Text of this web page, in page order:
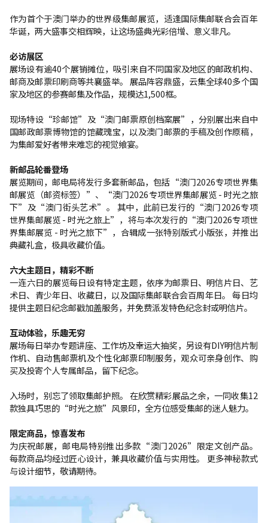
作为首个于澳门举办的世界级集邮展览，适逢国际集邮联合会百年
华诞，两大盛事交相辉映，让这场盛典光彩倍增、意义非凡。
必访展区
展场设有逾40个展销摊位，吸引来自不同国家及地区的邮政机构、
邮商及邮票印刷商等共襄盛举。 展品阵容鼎盛，云集全球40多个国
家及地区的参赛邮集及作品，规模达1,500框。
现场特设“珍邮馆”及“澳门邮票原创档案展”，分别展出来自中
国邮政邮票博物馆的馆藏瑰宝，以及澳门邮票的手稿及创作原稿，
为集邮爱好者带来难忘的视觉飨宴。
新邮品轮番登场
展览期间，邮电局将发行多套新邮品，包括“澳门2026专项世界集
邮展览（邮资标签）”、“澳门2026专项世界集邮展览 - 时光之旅
下”及“澳门街头艺术”。 其中，此前已发行的“澳门2026专项
世界集邮展览 - 时光之旅上”，将与本次发行的“澳门2026专项世
界集邮展览 - 时光之旅下”，合辑成一张特别版式小版张，并推出
典藏礼盒，极具收藏价值。
六大主题日，精彩不断
一连六日的展览每日设有特定主题，依序为邮票日、明信片日、艺
术日、青少年日、收藏日，以及国际集邮联合会百周年日。 每日均
提供主题日纪念邮戳加盖服务，并免费派发特色纪念封或明信片。
互动体验，乐趣无穷
展场每日举办专题讲座、工作坊及幸运大抽奖，另设有DIY明信片制
作机、自动售邮票机及个性化邮票印制服务，观众可亲身创作、购
买及投寄个人专属邮品，留下纪念。
入场时，别忘了领取集邮护照。 在欣赏精彩展品之余，一同收集12
款独具巧思的“时光之旅”风景印，全方位感受集邮的迷人魅力。
限定商品，惊喜发布
为庆祝邮展，邮电局特别推出多款“澳门2026”限定文创产品。
每款商品均经过匠心设计，兼具收藏价值与实用性。 更多神秘款式
与设计细节，敬请期待。